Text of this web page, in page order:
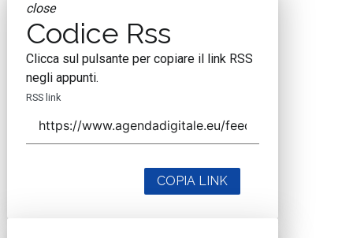
close
Codice Rss
Clicca sul pulsante per copiare il link RSS
negli appunti.
RSS link
COPIA LINK